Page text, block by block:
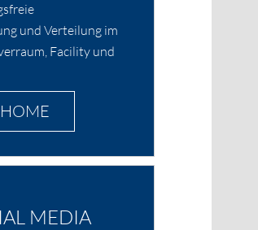
und Verteilung im
Facility und
HOME
MEDIA